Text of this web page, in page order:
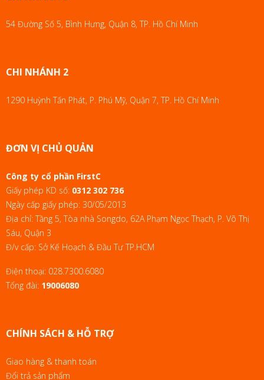
54 Đường Số 5, Bình Hưng, Quận 8, TP. Hồ Chí Minh
CHI NHÁNH 2
1290 Huỳnh Tấn Phát, P. Phú Mỹ, Quận 7, TP. Hồ Chí Minh
ĐƠN VỊ CHỦ QUẢN
Công ty cổ phần FirstC
Giấy phép KD số: 0312 302 736
Ngày cấp giấy phép: 30/05/2013
Địa chỉ: Tầng 5, Tòa nhà Songdo, 62A Phạm Ngọc Thạch, P. Võ Thị
Sáu, Quận 3
Đ/v cấp: Sở Kế Hoạch & Đầu Tư TP.HCM
Điện thoại: 028.7300.6080
Tổng đài: 19006080
CHÍNH SÁCH & HỖ TRỢ
Giao hàng & thanh toán
Đổi trả sản phẩm